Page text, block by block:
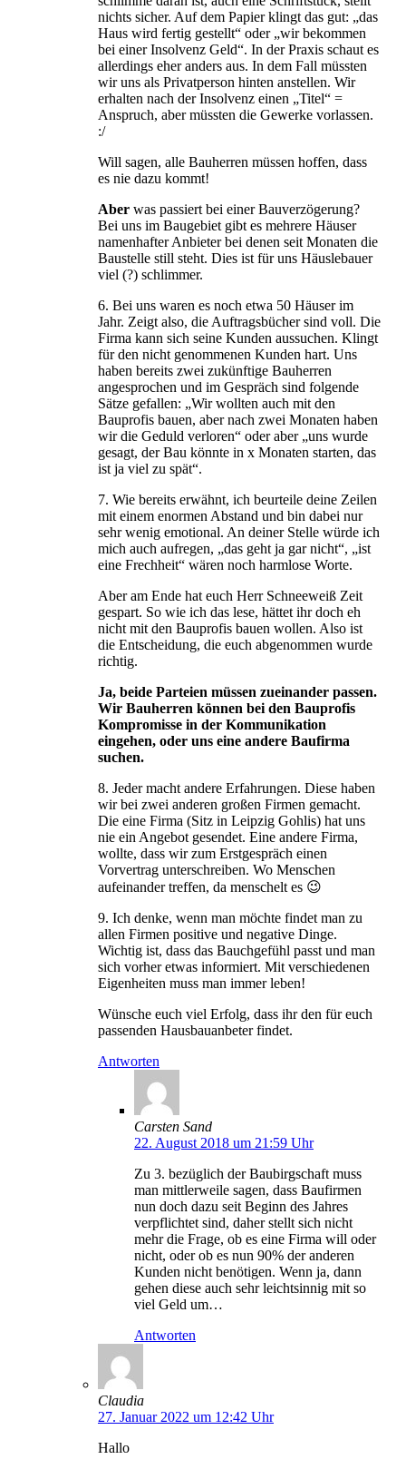
nichts sicher. Auf dem Papier klingt das gut: „das
Haus wird fertig gestellt“ oder „wir bekommen
bei einer Insolvenz Geld“. In der Praxis schaut es
allerdings eher anders aus. In dem Fall müssten
wir uns als Privatperson hinten anstellen. Wir
erhalten nach der Insolvenz einen „Titel“ =
Anspruch, aber müssten die Gewerke vorlassen.
:/
Will sagen, alle Bauherren müssen hoffen, dass
es nie dazu kommt!
Aber was passiert bei einer Bauverzögerung?
Bei uns im Baugebiet gibt es mehrere Häuser
namenhafter Anbieter bei denen seit Monaten die
Baustelle still steht. Dies ist für uns Häuslebauer
viel (?) schlimmer.
6. Bei uns waren es noch etwa 50 Häuser im
Jahr. Zeigt also, die Auftragsbücher sind voll. Die
Firma kann sich seine Kunden aussuchen. Klingt
für den nicht genommenen Kunden hart. Uns
haben bereits zwei zukünftige Bauherren
angesprochen und im Gespräch sind folgende
Sätze gefallen: „Wir wollten auch mit den
Bauprofis bauen, aber nach zwei Monaten haben
wir die Geduld verloren“ oder aber „uns wurde
gesagt, der Bau könnte in x Monaten starten, das
ist ja viel zu spät“.
7. Wie bereits erwähnt, ich beurteile deine Zeilen
mit einem enormen Abstand und bin dabei nur
sehr wenig emotional. An deiner Stelle würde ich
mich auch aufregen, „das geht ja gar nicht“, „ist
eine Frechheit“ wären noch harmlose Worte.
Aber am Ende hat euch Herr Schneeweiß Zeit
gespart. So wie ich das lese, hättet ihr doch eh
nicht mit den Bauprofis bauen wollen. Also ist
die Entscheidung, die euch abgenommen wurde
richtig.
Ja, beide Parteien müssen zueinander passen.
Wir Bauherren können bei den Bauprofis
Kompromisse in der Kommunikation
eingehen, oder uns eine andere Baufirma
suchen.
8. Jeder macht andere Erfahrungen. Diese haben
wir bei zwei anderen großen Firmen gemacht.
Die eine Firma (Sitz in Leipzig Gohlis) hat uns
nie ein Angebot gesendet. Eine andere Firma,
wollte, dass wir zum Erstgespräch einen
Vorvertrag unterschreiben. Wo Menschen
aufeinander treffen, da menschelt es 😉
9. Ich denke, wenn man möchte findet man zu
allen Firmen positive und negative Dinge.
Wichtig ist, dass das Bauchgefühl passt und man
sich vorher etwas informiert. Mit verschiedenen
Eigenheiten muss man immer leben!
Wünsche euch viel Erfolg, dass ihr den für euch
passenden Hausbauanbeter findet.
Antworten
Carsten Sand
22. August 2018 um 21:59 Uhr
Zu 3. bezüglich der Baubirgschaft muss
man mittlerweile sagen, dass Baufirmen
nun doch dazu seit Beginn des Jahres
verpflichtet sind, daher stellt sich nicht
mehr die Frage, ob es eine Firma will oder
nicht, oder ob es nun 90% der anderen
Kunden nicht benötigen. Wenn ja, dann
gehen diese auch sehr leichtsinnig mit so
viel Geld um…
Antworten
Claudia
27. Januar 2022 um 12:42 Uhr
Hallo